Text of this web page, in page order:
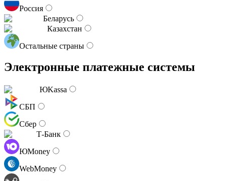
Россия
Беларусь
Казахстан
Остальные страны
Электронные платежные системы
ЮKassa
СБП
Сбер
Т-Банк
ЮMoney
WebMoney